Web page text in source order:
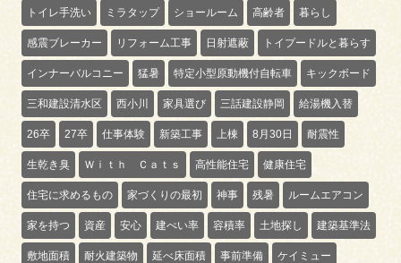
トイレ手洗い ミラタップ ショールーム 高齢者 暮らし
感震ブレーカー リフォーム工事 日射遮蔽 トイプードルと暮らす
インナーバルコニー 猛暑 特定小型原動機付自転車 キックボード
三和建設清水区 西小川 家具選び 三話建設静岡 給湯機入替
26卒 27卒 仕事体験 新築工事 上棟 8月30日 耐震性
生乾き臭 Ｗｉｔｈ Ｃａｔｓ 高性能住宅 健康住宅
住宅に求めるもの 家づくりの最初 神事 残暑 ルームエアコン
家を持つ 資産 安心 建ぺい率 容積率 土地探し 建築基準法
敷地面積 耐火建築物 延べ床面積 事前準備 ケイミュー